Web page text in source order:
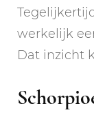
werkelijk
Dat inzicht